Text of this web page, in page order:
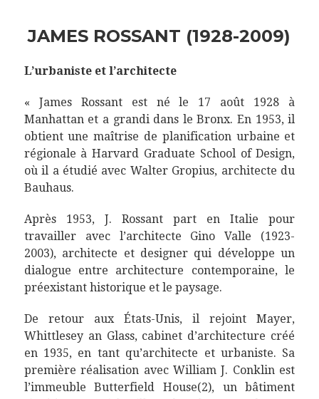
JAMES ROSSANT (1928-2009)
L’urbaniste et l’architecte
« James Rossant est né le 17 août 1928 à
Manhattan et a grandi dans le Bronx. En 1953, il
obtient une maîtrise de planification urbaine et
régionale à Harvard Graduate School of Design,
où il a étudié avec Walter Gropius, architecte du
Bauhaus.
Après 1953, J. Rossant part en Italie pour
travailler avec l’architecte Gino Valle (1923-
2003), architecte et designer qui développe un
dialogue entre architecture contemporaine, le
préexistant historique et le paysage.
De retour aux États-Unis, il rejoint Mayer,
Whittlesey an Glass, cabinet d’architecture créé
en 1935, en tant qu’architecte et urbaniste. Sa
première réalisation avec William J. Conklin est
l’immeuble Butterfield House(2), un bâtiment